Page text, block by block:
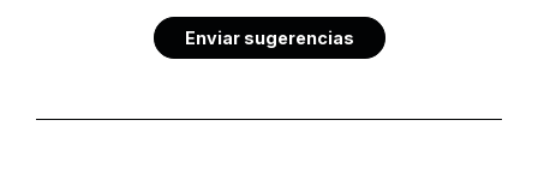
Enviar sugerencias